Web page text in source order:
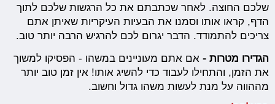
שלכם החוצה. לאחר שכתבתם את כל הרגשות שלכם לתוך
הדף, קראו אותו וסמנו את הבעיות העיקריות שאיתן אתם
צריכים להתמודד. הדבר יגרום לכם להרגיש הרבה יותר טוב.
הגדירו מטרות - אם אתם מעוניינים במשהו - הפסיקו למשוך
את הזמן, והתחילו לעבוד כדי להשיג אותו! אין זמן טוב יותר
מההווה על מנת לעשות משהו גדול וחשוב.